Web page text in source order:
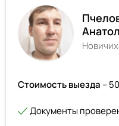
Стоимость выезда –
Документы